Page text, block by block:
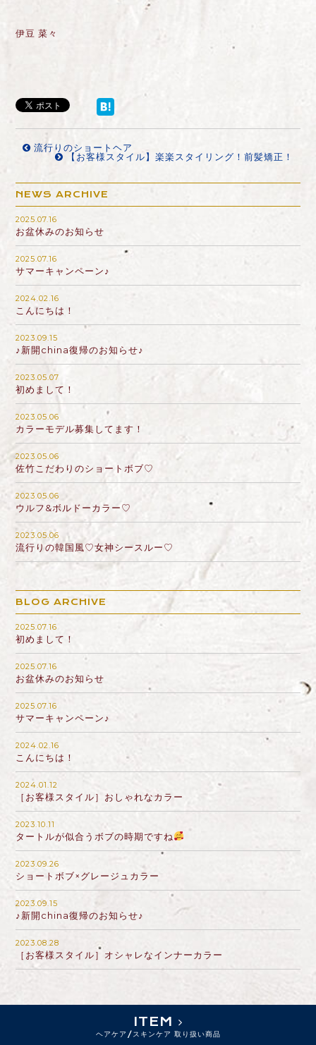
伊豆 菜々
流行りのショートヘア
【お客様スタイル】楽楽スタイリング！前髪矯正！
NEWS ARCHIVE
2025.07.16
お盆休みのお知らせ
2025.07.16
サマーキャンペーン♪
2024.02.16
こんにちは！
2023.09.15
♪新開china復帰のお知らせ♪
2023.05.07
初めまして！
2023.05.06
カラーモデル募集してます！
2023.05.06
佐竹こだわりのショートボブ♡
2023.05.06
ウルフ&ボルドーカラー♡
2023.05.06
流行りの韓国風♡女神シースルー♡
BLOG ARCHIVE
2025.07.16
初めまして！
2025.07.16
お盆休みのお知らせ
2025.07.16
サマーキャンペーン♪
2024.02.16
こんにちは！
2024.01.12
［お客様スタイル］おしゃれなカラー
2023.10.11
タートルが似合うボブの時期ですね
2023.09.26
ショートボブ×グレージュカラー
2023.09.15
♪新開china復帰のお知らせ♪
2023.08.28
［お客様スタイル］オシャレなインナーカラー
ITEM
ヘアケア/スキンケア 取り扱い商品